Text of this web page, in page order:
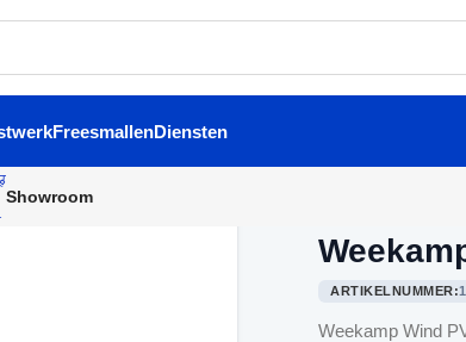
FreesmallenDiensten
Showroom
ARTIKELNUMMER:
Weekamp Wind